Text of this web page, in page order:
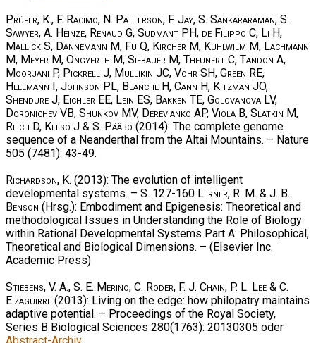
Prüfer, K., F. Racimo, N. Patterson, F. Jay, S. Sankararaman, S.
Sawyer, A. Heinze, Renaud G, Sudmant PH, de Filippo C, Li H,
Mallick S, Dannemann M, Fu Q, Kircher M, Kuhlwilm M, Lachmann
M, Meyer M, Ongyerth M, Siebauer M, Theunert C, Tandon A,
Moorjani P, Pickrell J, Mullikin JC, Vohr SH, Green RE,
Hellmann I, Johnson PL, Blanche H, Cann H, Kitzman JO,
Shendure J, Eichler EE, Lein ES, Bakken TE, Golovanova LV,
Doronichev VB, Shunkov MV, Derevianko AP, Viola B, Slatkin M,
Reich D, Kelso J & S. Pääbo (2014): The complete genome
sequence of a Neanderthal from the Altai Mountains. – Nature
505 (7481): 43-49.
Richardson, K. (2013): The evolution of intelligent
developmental systems. – S. 127-160 Lerner, R. M. & J. B.
Benson (Hrsg.): Embodiment and Epigenesis: Theoretical and
methodological Issues in Understanding the Role of Biology
within Rational Developmental Systems Part A: Philosophical,
Theoretical and Biological Dimensions. – (Elsevier Inc.
Academic Press)
Stiebens, V. A., S. E. Merino, C. Roder, F. J. Chain, P. L. Lee & C.
Eizaguirre (2013): Living on the edge: how philopatry maintains
adaptive potential. – Proceedings of the Royal Society,
Series B Biological Sciences 280(1763): 20130305 oder
Abstract-Archiv.